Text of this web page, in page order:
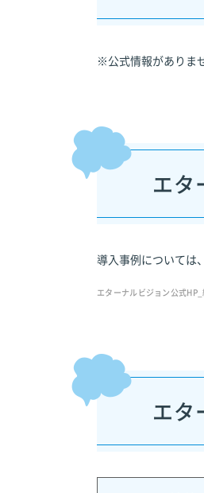
※公式情報がありま
エタ
導入事例については
エターナルビジョン公式
エタ